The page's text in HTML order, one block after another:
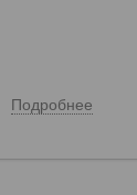
Подробнее